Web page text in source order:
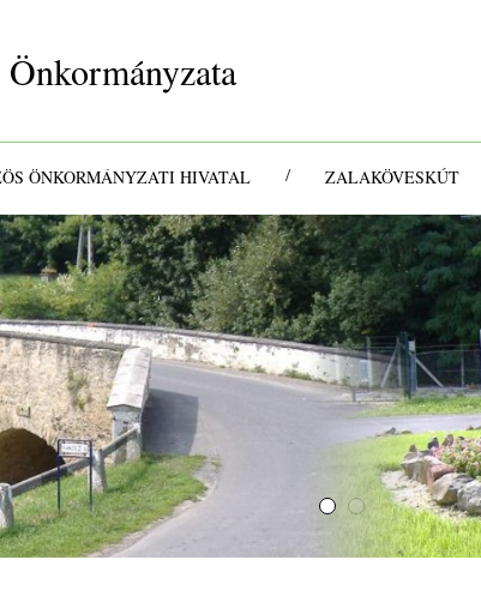
ÖNKORMÁNYZATI HIVATAL / ZALAKÖVESKÚT